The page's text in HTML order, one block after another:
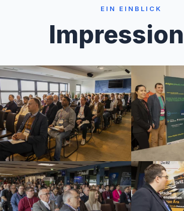
EIN EINBLICK